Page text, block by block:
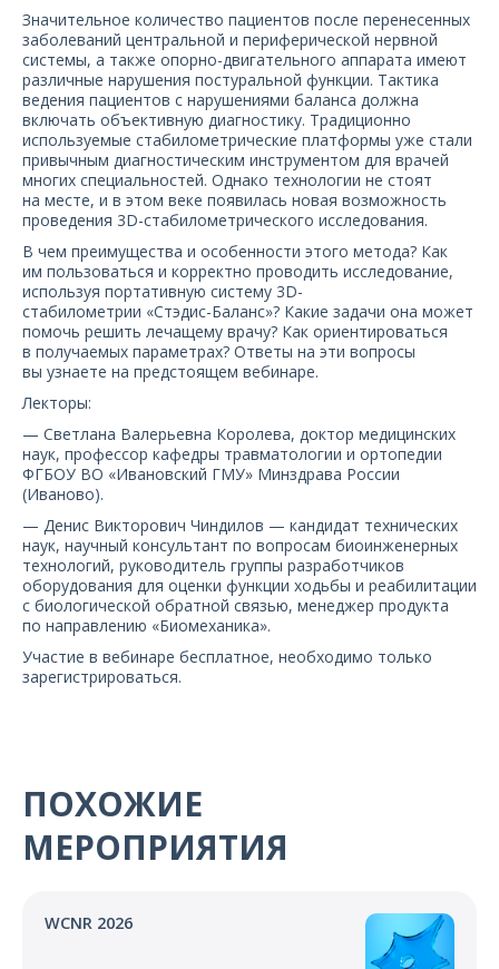
Значительное количество пациентов после перенесенных
заболеваний центральной и периферической нервной
системы, а также опорно-двигательного аппарата имеют
различные нарушения постуральной функции. Тактика
ведения пациентов с нарушениями баланса должна
включать объективную диагностику. Традиционно
используемые стабилометрические платформы уже стали
привычным диагностическим инструментом для врачей
многих специальностей. Однако технологии не стоят
на месте, и в этом веке появилась новая возможность
проведения 3D-стабилометрического исследования.
В чем преимущества и особенности этого метода? Как
им пользоваться и корректно проводить исследование,
используя портативную систему 3D-
стабилометрии «Стэдис-Баланс»? Какие задачи она может
помочь решить лечащему врачу? Как ориентироваться
в получаемых параметрах? Ответы на эти вопросы
вы узнаете на предстоящем вебинаре.
Лекторы:
— Светлана Валерьевна Королева, доктор медицинских
наук, профессор кафедры травматологии и ортопедии
ФГБОУ ВО «Ивановский ГМУ» Минздрава России
(Иваново).
— Денис Викторович Чиндилов — кандидат технических
наук, научный консультант по вопросам биоинженерных
технологий, руководитель группы разработчиков
оборудования для оценки функции ходьбы и реабилитации
с биологической обратной связью, менеджер продукта
по направлению «Биомеханика».
Участие в вебинаре бесплатное, необходимо только
зарегистрироваться.
ПОХОЖИЕ
МЕРОПРИЯТИЯ
WCNR 2026